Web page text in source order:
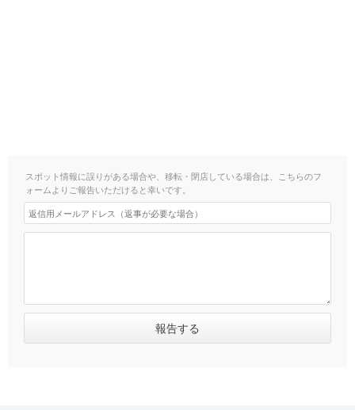
スポット情報に誤りがある場合や、移転・閉店している場合は、こちらのフ
ォームよりご報告いただけると幸いです。